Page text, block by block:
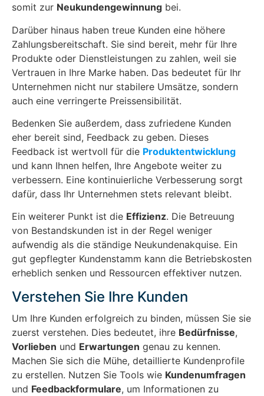
somit zur Neukundengewinnung bei.
Darüber hinaus haben treue Kunden eine höhere
Zahlungsbereitschaft. Sie sind bereit, mehr für Ihre
Produkte oder Dienstleistungen zu zahlen, weil sie
Vertrauen in Ihre Marke haben. Das bedeutet für Ihr
Unternehmen nicht nur stabilere Umsätze, sondern
auch eine verringerte Preissensibilität.
Bedenken Sie außerdem, dass zufriedene Kunden
eher bereit sind, Feedback zu geben. Dieses
Feedback ist wertvoll für die Produktentwicklung
und kann Ihnen helfen, Ihre Angebote weiter zu
verbessern. Eine kontinuierliche Verbesserung sorgt
dafür, dass Ihr Unternehmen stets relevant bleibt.
Ein weiterer Punkt ist die Effizienz. Die Betreuung
von Bestandskunden ist in der Regel weniger
aufwendig als die ständige Neukundenakquise. Ein
gut gepflegter Kundenstamm kann die Betriebskosten
erheblich senken und Ressourcen effektiver nutzen.
Verstehen Sie Ihre Kunden
Um Ihre Kunden erfolgreich zu binden, müssen Sie sie
zuerst verstehen. Dies bedeutet, ihre Bedürfnisse,
Vorlieben und Erwartungen genau zu kennen.
Machen Sie sich die Mühe, detaillierte Kundenprofile
zu erstellen. Nutzen Sie Tools wie Kundenumfragen
und Feedbackformulare, um Informationen zu